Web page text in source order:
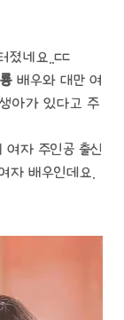
네요..ㄷㄷ
배우와 대만 여
아가 있다고 주
자 주인공 출신
자 배우인데요.